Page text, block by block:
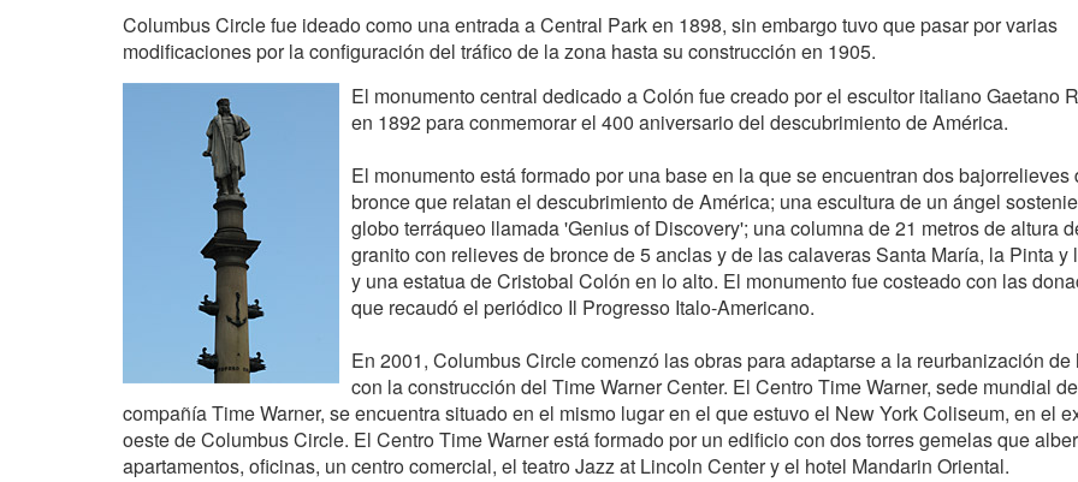
Columbus Circle fue ideado como una entrada a Central Park en 1898, sin embargo tuvo que pasar por varias
modificaciones por la configuración del tráfico de la zona hasta su construcción en 1905.
El monumento central dedicado a Colón fue creado por el escultor italiano Gaetano
en 1892 para conmemorar el 400 aniversario del descubrimiento de América.
El monumento está formado por una base en la que se encuentran dos bajorrelieves
bronce que relatan el descubrimiento de América; una escultura de un ángel
globo terráqueo llamada 'Genius of Discovery'; una columna de 21 metros de altura
granito con relieves de bronce de 5 anclas y de las calaveras Santa María, la Pinta y
y una estatua de Cristobal Colón en lo alto. El monumento fue costeado con las
que recaudó el periódico Il Progresso Italo-Americano.
En 2001, Columbus Circle comenzó las obras para adaptarse a la reurbanización de
con la construcción del Time Warner Center. El Centro Time Warner, sede mundial
compañía Time Warner, se encuentra situado en el mismo lugar en el que estuvo el New York Coliseum, en el
oeste de Columbus Circle. El Centro Time Warner está formado por un edificio con dos torres gemelas que
apartamentos, oficinas, un centro comercial, el teatro Jazz at Lincoln Center y el hotel Mandarin Oriental.